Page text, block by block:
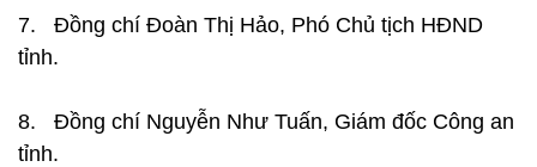
7. Đồng chí Đoàn Thị Hảo, Phó Chủ tịch HĐND
tỉnh.
8. Đồng chí Nguyễn Như Tuấn, Giám đốc Công an
tỉnh.